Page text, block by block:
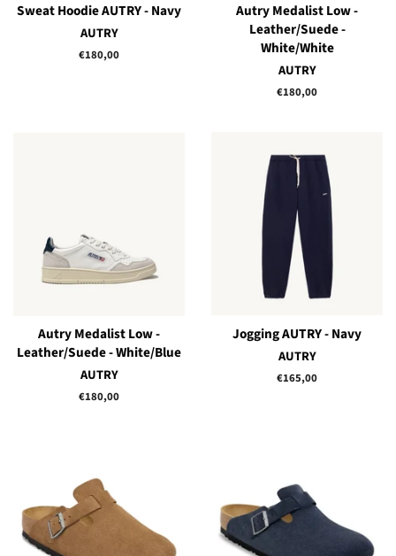
Sweat Hoodie AUTRY - Navy
AUTRY
Prix
€180,00
Autry Medalist Low -
Leather/Suede -
White/White
AUTRY
Prix
€180,00
Autry Medalist Low -
Leather/Suede - White/Blue
AUTRY
Prix
€180,00
Jogging AUTRY - Navy
AUTRY
Prix
€165,00